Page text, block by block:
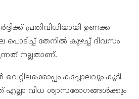
പ്രതിവിധിയായി ഉണക്ക
പൊടിച്ച് തേനിൽ കുഴച്ച് ദിവസം
നല്ലതാണ്.
കച്ചോലവും കൂടി
എല്ലാ വിധ ശ്വാസരോഗങ്ങൾക്കും